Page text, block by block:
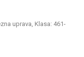
uprava, Klasa: 461-